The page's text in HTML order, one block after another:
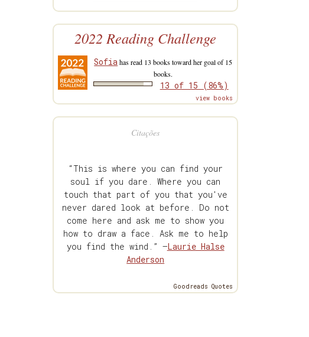
2022 Reading Challenge
Sofiahas read 13 books toward her goal of 15
books.
13 of 15 (86%)
view books
Citações
“This is where you can find your
soul if you dare. Where you can
touch that part of you that you've
never dared look at before. Do not
come here and ask me to show you
how to draw a face. Ask me to help
you find the wind.” —Laurie Halse
Anderson
Goodreads Quotes